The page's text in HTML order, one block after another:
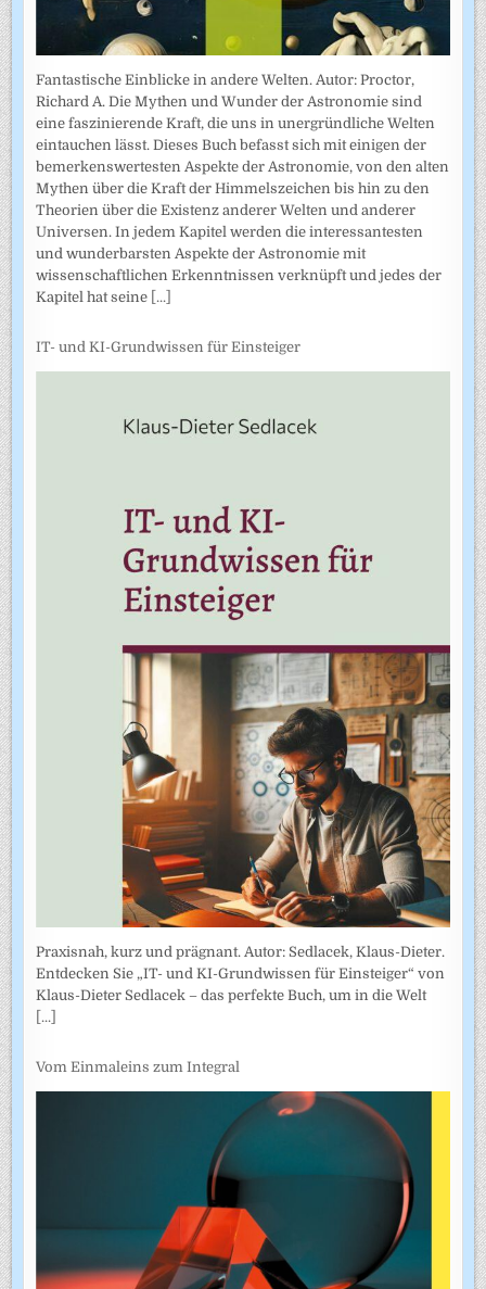
Fantastische Einblicke in andere Welten. Autor: Proctor,
Richard A. Die Mythen und Wunder der Astronomie sind
eine faszinierende Kraft, die uns in unergründliche Welten
eintauchen lässt. Dieses Buch befasst sich mit einigen der
bemerkenswertesten Aspekte der Astronomie, von den alten
Mythen über die Kraft der Himmelszeichen bis hin zu den
Theorien über die Existenz anderer Welten und anderer
Universen. In jedem Kapitel werden die interessantesten
und wunderbarsten Aspekte der Astronomie mit
wissenschaftlichen Erkenntnissen verknüpft und jedes der
Kapitel hat seine [...]
IT- und KI-Grundwissen für Einsteiger
Praxisnah, kurz und prägnant. Autor: Sedlacek, Klaus-Dieter.
Entdecken Sie „IT- und KI-Grundwissen für Einsteiger“ von
Klaus-Dieter Sedlacek – das perfekte Buch, um in die Welt
[...]
Vom Einmaleins zum Integral